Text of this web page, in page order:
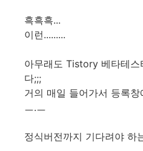
흑흑흑...
이런.........
아무래도 Tistory 베타테
다;;;
거의 매일 들어가서 등록
ㅡ.ㅡ
정식버전까지 기다려야 하